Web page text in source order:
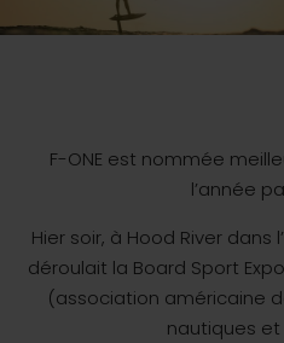
F-ONE est nommée
l’année
Hier soir, à Hood River dans
déroulait la Board Sport
(association américaine
nautiques et